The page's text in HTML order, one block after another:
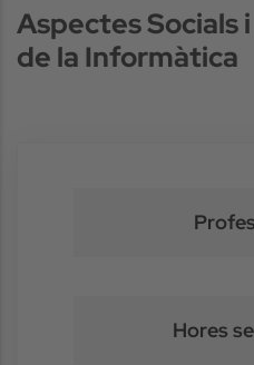
Aspectes Socials
de la Informàtica
Hores